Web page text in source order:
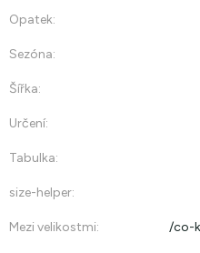
Opatek:
Sezóna:
Šířka:
Určení:
Tabulka:
size-helper:
Mezi velikostmi: /co-